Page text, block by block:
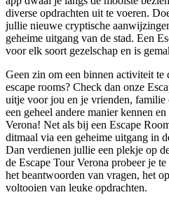
diverse opdrachten uit te voeren.
jullie nieuwe cryptische
geheime uitgang van de stad. Een
voor elk soort gezelschap en is
Geen zin om een binnen activiteit te
escape rooms? Check dan onze
uitje voor jou en je vrienden, familie
een geheel andere manier kennen
Verona! Net als bij een Escape
ditmaal via een geheime uitgang in
Dan verdienen jullie een plekje op
de Escape Tour Verona probeer je
het beantwoorden van vragen, het
voltooien van leuke opdrachten.